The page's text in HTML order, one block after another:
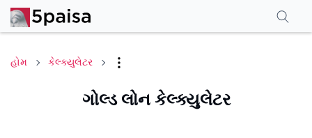
હોમ કેલ્ક્યુલેટર
ગોલ્ડ લોન કેલ્ક્યુલેટર